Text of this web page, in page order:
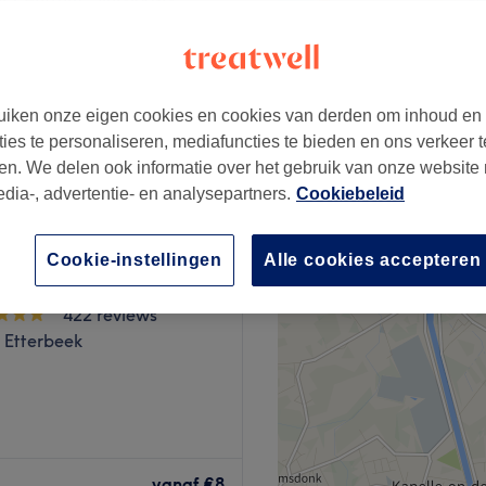
€15
Josse, à dix minutes
vous reçoit
422 reviews
Etterbeek
onze eigen cookies en cookies van derden om inhoud en
te personaliseren, mediafuncties te bieden en ons verkeer
We delen ook informatie over het gebruik van onze website
, advertentie- en analysepartners. Cookiebeleid
Alle cookies accepteren
Cookie-instellingen